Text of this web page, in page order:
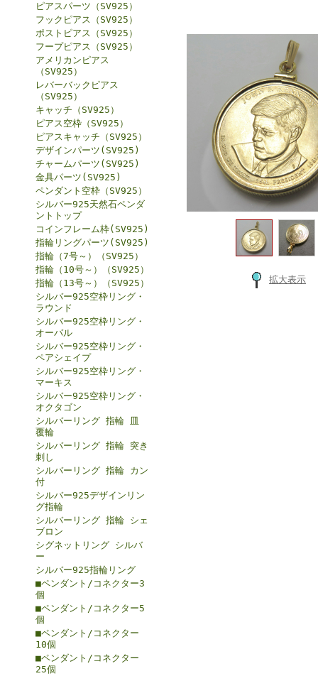
ピアスパーツ（SV925）
フックピアス（SV925）
ポストピアス（SV925）
フープピアス（SV925）
アメリカンピアス
（SV925）
レバーバックピアス
（SV925）
キャッチ（SV925）
ピアス空枠（SV925）
ピアスキャッチ（SV925）
デザインパーツ(SV925)
チャームパーツ(SV925)
金具パーツ(SV925)
ペンダント空枠（SV925）
シルバー925天然石ペンダ
ントトップ
コインフレーム枠(SV925)
指輪リングパーツ(SV925)
指輪（7号～）（SV925）
指輪（10号～）（SV925）
指輪（13号～）（SV925）
シルバー925空枠リング・
ラウンド
シルバー925空枠リング・
オーバル
シルバー925空枠リング・
ペアシェイプ
シルバー925空枠リング・
マーキス
シルバー925空枠リング・
オクタゴン
シルバーリング 指輪 皿
覆輪
シルバーリング 指輪 突き
刺し
シルバーリング 指輪 カン
付
シルバー925デザインリン
グ指輪
シルバーリング 指輪 シェ
ブロン
シグネットリング シルバ
ー
シルバー925指輪リング
■ペンダント/コネクター3
個
■ペンダント/コネクター5
個
■ペンダント/コネクター
10個
■ペンダント/コネクター
25個
拡大表示